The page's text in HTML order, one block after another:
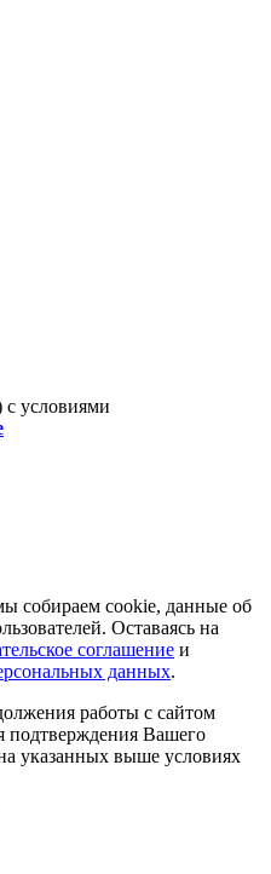
с условиями
собираем cookie, данные об
Оставаясь на
соглашение и
данных.
работы с сайтом
подтверждения Вашего
указанных выше условиях